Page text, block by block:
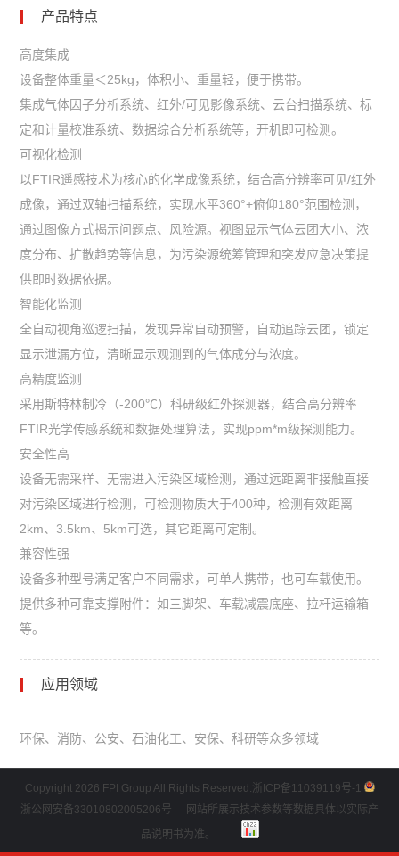
产品特点
高度集成
设备整体重量＜25kg，体积小、重量轻，便于携带。
集成气体因子分析系统、红外/可见影像系统、云台扫描系统、标
定和计量校准系统、数据综合分析系统等，开机即可检测。
可视化检测
以FTIR遥感技术为核心的化学成像系统，结合高分辨率可见/红外
成像，通过双轴扫描系统，实现水平360°+俯仰180°范围检测，
通过图像方式揭示问题点、风险源。视图显示气体云团大小、浓
度分布、扩散趋势等信息，为污染源统筹管理和突发应急决策提
供即时数据依据。
智能化监测
全自动视角巡逻扫描，发现异常自动预警，自动追踪云团，锁定
显示泄漏方位，清晰显示观测到的气体成分与浓度。
高精度监测
采用斯特林制冷（-200℃）科研级红外探测器，结合高分辨率
FTIR光学传感系统和数据处理算法，实现ppm*m级探测能力。
安全性高
设备无需采样、无需进入污染区域检测，通过远距离非接触直接
对污染区域进行检测，可检测物质大于400种，检测有效距离
2km、3.5km、5km可选，其它距离可定制。
兼容性强
设备多种型号满足客户不同需求，可单人携带，也可车载使用。
提供多种可靠支撑附件：如三脚架、车载减震底座、拉杆运输箱
等。
应用领域
环保、消防、公安、石油化工、安保、科研等众多领域
Copyright 2026 FPI Group All Rights Reserved. 浙ICP备11039119号-1
浙公网安备33010802005206号
网站所展示技术参数等数据具体以实际产
品说明书为准。